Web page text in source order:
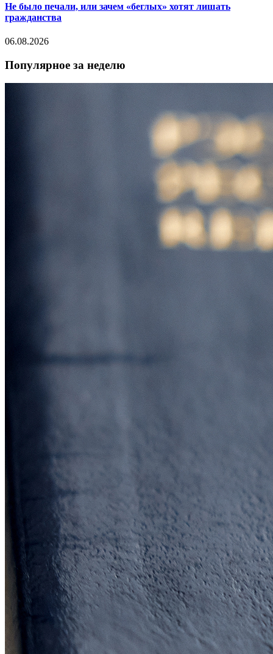
Не было печали, или зачем «беглых» хотят лишать
гражданства
06.08.2026
Популярное за неделю